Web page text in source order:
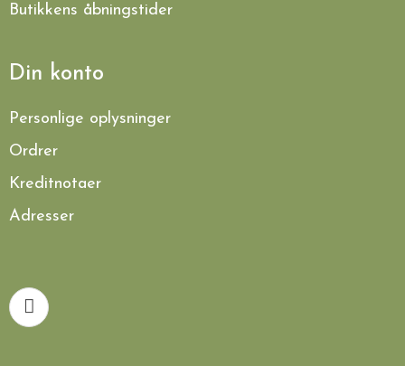
Butikkens åbningstider
Din konto
Personlige oplysninger
Ordrer
Kreditnotaer
Adresser